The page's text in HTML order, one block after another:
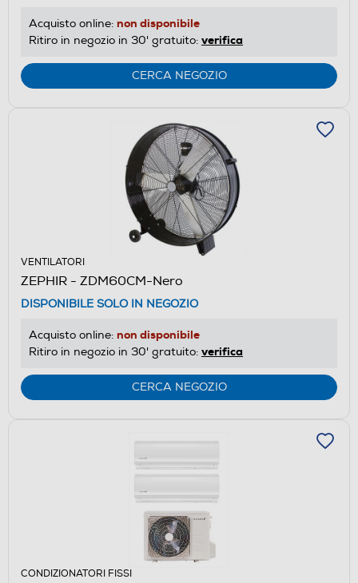
Acquisto online: non disponibile
Ritiro in negozio in 30' gratuito: verifica
CERCA NEGOZIO
VENTILATORI
ZEPHIR - ZDM60CM-Nero
DISPONIBILE SOLO IN NEGOZIO
Acquisto online: non disponibile
Ritiro in negozio in 30' gratuito: verifica
CERCA NEGOZIO
CONDIZIONATORI FISSI